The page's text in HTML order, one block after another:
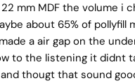
mm MDF the volume i
about 65% of pollyfill
a air gap on the
to the listening it didnt
thougt that sound